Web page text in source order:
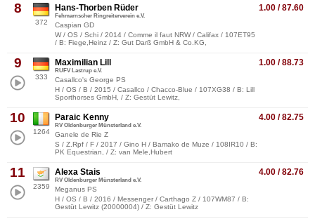
8
372
1.00 / 87.60
Hans-Thorben Rüder
Fehmarnscher Ringreiterverein e.V.
Caspian GD
W / OS / Schi / 2014 / Comme il faut NRW / Califax / 107ET95
/ B: Fiege,Heinz / Z: Gut Darß GmbH & Co.KG,
9
333
1.00 / 88.73
Maximilian Lill
RUFV Lastrup e.V.
Casallco's George PS
H / OS / B / 2015 / Casallco / Chacco-Blue / 107XG38 / B: Lill
Sporthorses GmbH, / Z: Gestüt Lewitz,
10
1264
4.00 / 82.75
Paraic Kenny
RV Oldenburger Münsterland e.V.
Ganele de Rie Z
S / Z.Rpf / F / 2017 / Gino H / Bamako de Muze / 108IR10 / B:
PK Equestrian, / Z: van Mele,Hubert
11
2359
4.00 / 82.76
Alexa Stais
RV Oldenburger Münsterland e.V.
Meganus PS
H / OS / B / 2016 / Messenger / Carthago Z / 107WM87 / B:
Gestüt Lewitz (20000004) / Z: Gestüt Lewitz